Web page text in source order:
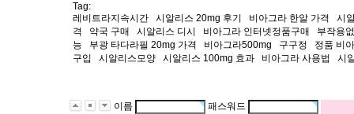
Tag:
레비트라지속시간 시알리스 20mg 후기 비아그라 한알 가격 시
격 약국 구매 시알리스 디시 비아그라 인터넷정품구매 부작용
능 부광 타다라필 20mg 가격 비아그라500mg 구구정 정품 비
구입 시알리스모양 시알리스 100mg 효과 비아그라 사용법 시
이름 패스워드